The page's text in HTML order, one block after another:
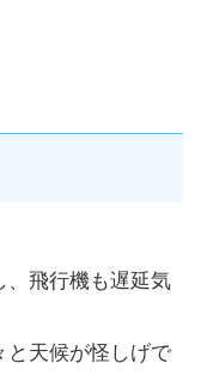
、飛行機も遅延気
と天候が怪しげで